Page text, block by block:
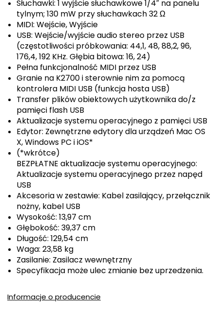
Słuchawki: 1 wyjście słuchawkowe 1/4″ na panelu
tylnym; 130 mW przy słuchawkach 32 Ω
MIDI: Wejście, Wyjście
USB: Wejście/wyjście audio stereo przez USB
(częstotliwości próbkowania: 44,1, 48, 88,2, 96,
176,4, 192 KHz. Głębia bitowa: 16, 24)
Pełna funkcjonalność MIDI przez USB
Granie na K2700 i sterownie nim za pomocą
kontrolera MIDI USB (funkcja hosta USB)
Transfer plików obiektowych użytkownika do/z
pamięci flash USB
Aktualizacje systemu operacyjnego z pamięci USB
Edytor: Zewnętrzne edytory dla urządzeń Mac OS
X, Windows PC i iOS*
(*wkrótce)
BEZPŁATNE aktualizacje systemu operacyjnego:
Aktualizacje systemu operacyjnego przez napęd
USB
Akcesoria w zestawie: Kabel zasilający, przełącznik
nożny, kabel USB
Wysokość: 13,97 cm
Głębokość: 39,37 cm
Długość: 129,54 cm
Waga: 23,58 kg
Zasilanie: Zasilacz wewnętrzny
Specyfikacja może ulec zmianie bez uprzedzenia.
Informacje o producencie